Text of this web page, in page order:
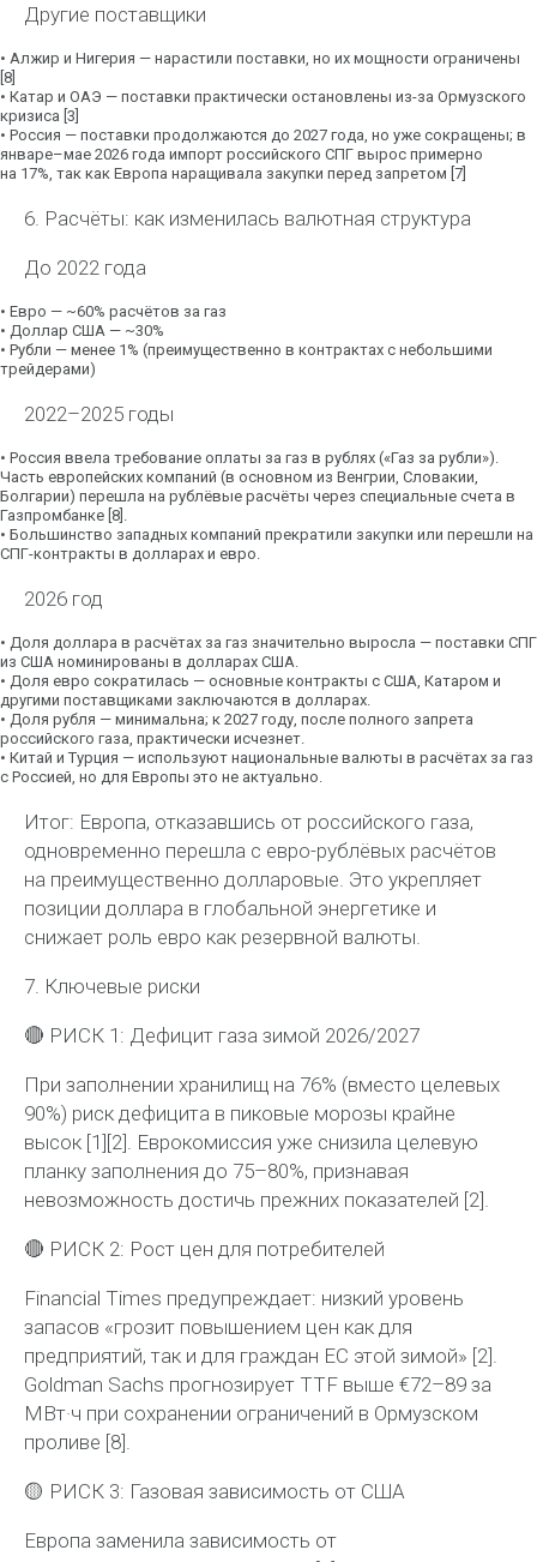
Другие поставщики
• Алжир и Нигерия — нарастили поставки, но их мощности ограничены
[8]
• Катар и ОАЭ — поставки практически остановлены из-за Ормузского
кризиса [3]
• Россия — поставки продолжаются до 2027 года, но уже сокращены; в
январе–мае 2026 года импорт российского СПГ вырос примерно
на 17% , так как Европа наращивала закупки перед запретом [7]
6. Расчёты: как изменилась валютная структура
До 2022 года
• Евро — ~60% расчётов за газ
• Доллар США — ~30%
• Рубли — менее 1% (преимущественно в контрактах с небольшими
трейдерами)
2022–2025 годы
• Россия ввела требование оплаты за газ в рублях («Газ за рубли»).
Часть европейских компаний (в основном из Венгрии, Словакии,
Болгарии) перешла на рублёвые расчёты через специальные счета в
Газпромбанке [8].
• Большинство западных компаний прекратили закупки или перешли на
СПГ-контракты в долларах и евро
2026 год
• Доля доллара в расчётах за газ значительно выросла — поставки СПГ
из США номинированы в долларах США
• Доля евро сократилась — основные контракты с США, Катаром и
другими поставщиками заключаются в долларах.
• Доля рубля — минимальна; к 2027 году, после полного запрета
российского газа, практически исчезнет.
• Китай и Турция — используют национальные валюты в расчётах за газ
с Россией, но для Европы это не актуально.
Итог: Европа, отказавшись от российского газа,
одновременно перешла с евро-рублёвых расчётов
на преимущественно долларовые . Это укрепляет
позиции доллара в глобальной энергетике и
снижает роль евро как резервной валюты.
7. Ключевые риски
🔴 РИСК 1: Дефицит газа зимой 2026/2027
При заполнении хранилищ на 76% (вместо целевых
90%) риск дефицита в пиковые морозы крайне
высок [1][2]. Еврокомиссия уже снизила целевую
планку заполнения до 75–80%, признавая
невозможность достичь прежних показателей [2].
🔴 РИСК 2: Рост цен для потребителей
Financial Times предупреждает: низкий уровень
запасов «грозит повышением цен как для
предприятий, так и для граждан ЕС этой зимой» [2].
Goldman Sachs прогнозирует TTF выше €72–89 за
МВт·ч при сохранении ограничений в Ормузском
проливе [8].
🟡 РИСК 3: Газовая зависимость от США
Европа заменила зависимость от